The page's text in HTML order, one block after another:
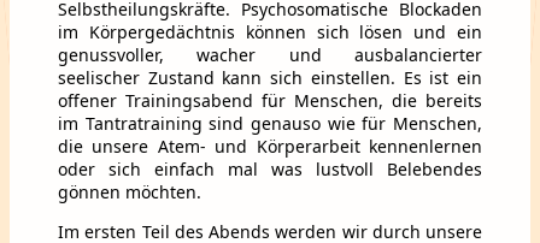
Selbstheilungskräfte. Psychosomatische Blockaden
im Körpergedächtnis können sich lösen und ein
genussvoller, wacher und ausbalancierter
seelischer Zustand kann sich einstellen. Es ist ein
offener Trainingsabend für Menschen, die bereits
im Tantratraining sind genauso wie für Menschen,
die unsere Atem- und Körperarbeit kennenlernen
oder sich einfach mal was lustvoll Belebendes
gönnen möchten.
Im ersten Teil des Abends werden wir durch unsere